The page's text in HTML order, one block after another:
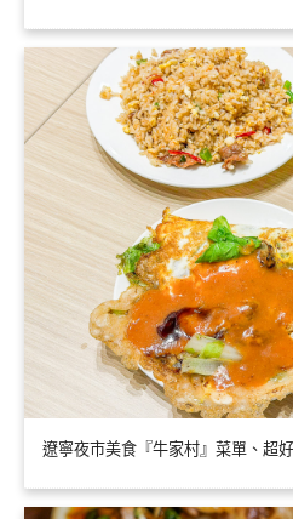
遼寧夜市美食『牛家村』菜單、超